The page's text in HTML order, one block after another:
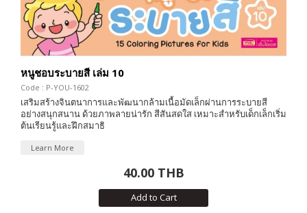
หนูชอบระบายสี เล่ม 10
Code : P-YOU-1602
เสริมสร้างจินตนาการและพัฒนากล้ามเนื้อมัดเล็กผ่านการระบายสี
อย่างสนุกสนาน ด้วยภาพลายน่ารัก สีสันสดใส เหมาะสำหรับเด็กเล็กเริ่ม
ต้นเรียนรู้และฝึกสมาธิ
Learn More
40.00 THB
Add to Cart